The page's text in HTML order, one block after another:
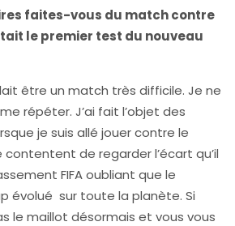
faites-vous du match contre
le premier test du nouveau
être un match très difficile. Je ne
répéter. J’ai fait l’objet des
je suis allé jouer contre le
contentent de regarder l’écart qu’il
FIFA oubliant que le
évolué sur toute la planète. Si
le maillot désormais et vous vous